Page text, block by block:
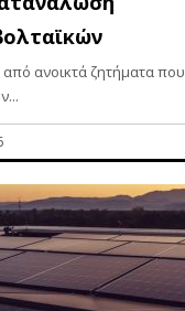
ανοικτά ζητήματα που